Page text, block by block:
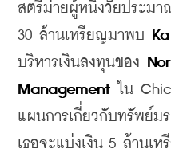
สตรีม่ายผู้หนึ่งวัยประมา
30 ล้านเหรียญมาพบ
บริหารเงินลงทุนของ
Management
ใน
แผนการเกี่ยวกับทรัพย์ม
เธอจะแบ่งเงิน 5 ล้านเห